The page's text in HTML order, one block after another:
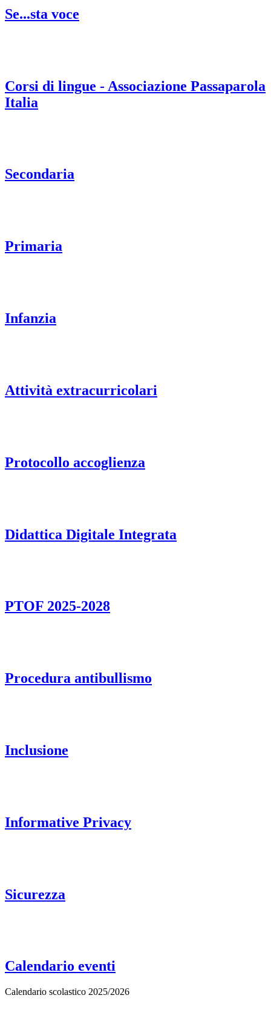
Se...sta voce
Corsi di lingue - Associazione Passaparola
Italia
Secondaria
Primaria
Infanzia
Attività extracurricolari
Protocollo accoglienza
Didattica Digitale Integrata
PTOF 2025-2028
Procedura antibullismo
Inclusione
Informative Privacy
Sicurezza
Calendario eventi
Calendario scolastico 2025/2026